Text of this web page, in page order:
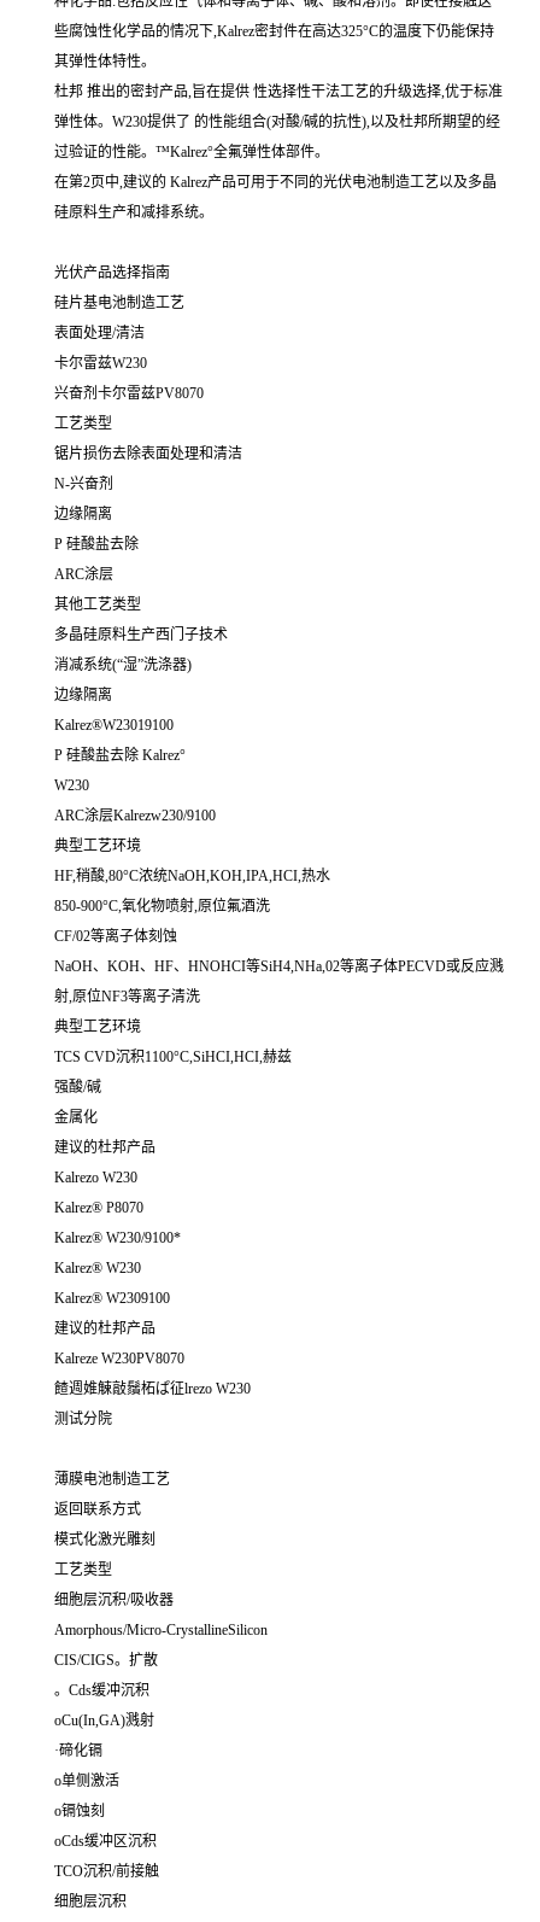
些腐蚀性化学品的情况下,Kalrez密封件在高达325°C的温度下仍能保持
其弹性体特性。
杜邦 推出的密封产品,旨在提供 性选择性干法工艺的升级选择,优于标准
弹性体。W230提供了 的性能组合(对酸/碱的抗性),以及杜邦所期望的经
过验证的性能。™Kalrez°全氟弹性体部件。
在第2页中,建议的 Kalrez产品可用于不同的光伏电池制造工艺以及多晶
硅原料生产和减排系统。
光伏产品选择指南
硅片基电池制造工艺
表面处理/清洁
卡尔雷兹W230
兴奋剂卡尔雷兹PV8070
工艺类型
锯片损伤去除表面处理和清洁
N-兴奋剂
边缘隔离
P 硅酸盐去除
ARC涂层
其他工艺类型
多晶硅原料生产西门子技术
消减系统(“湿”洗涤器)
边缘隔离
Kalrez®W23019100
P 硅酸盐去除 Kalrez°
W230
ARC涂层Kalrezw230/9100
典型工艺环境
HF,稍酸,80°C浓统NaOH,KOH,IPA,HCI,热水
850-900°C,氧化物喷射,原位氟酒洗
CF/02等离子体刻蚀
NaOH、KOH、HF、HNOHCI等SiH4,NHa,02等离子体PECVD或反应溅
射,原位NF3等离子清洗
典型工艺环境
TCS CVD沉积1100°C,SiHCI,HCI,赫兹
强酸/碱
金属化
建议的杜邦产品
Kalrezo W230
Kalrez® P8070
Kalrez® W230/9100*
Kalrez® W230
Kalrez® W2309100
建议的杜邦产品
Kalreze W230PV8070
餷週婎觫敲鬚柘ぱ征lrezo W230
测试分院
薄膜电池制造工艺
返回联系方式
模式化激光雕刻
工艺类型
细胞层沉积/吸收器
Amorphous/Micro-CrystallineSilicon
CIS/CIGS。扩散
。Cds缓冲沉积
oCu(In,GA)溅射
·碲化镉
o单侧激活
o镉蚀刻
oCds缓冲区沉积
TCO沉积/前接触
细胞层沉积